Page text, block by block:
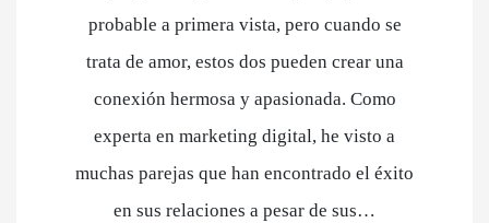
probable a primera vista, pero cuando se
trata de amor, estos dos pueden crear una
conexión hermosa y apasionada. Como
experta en marketing digital, he visto a
muchas parejas que han encontrado el éxito
en sus relaciones a pesar de sus…